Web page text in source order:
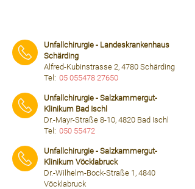
Unfallchirurgie - Landeskrankenhaus
Schärding
Alfred-Kubinstrasse 2, 4780 Schärding
Tel: 05 055478 27650
Unfallchirurgie - Salzkammergut-
Klinikum Bad Ischl
Dr.-Mayr-Straße 8-10, 4820 Bad Ischl
Tel: 050 55472
Unfallchirurgie - Salzkammergut-
Klinikum Vöcklabruck
Dr.-Wilhelm-Bock-Straße 1, 4840
Vöcklabruck